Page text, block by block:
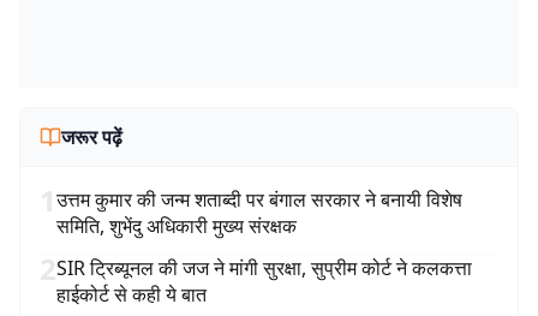
जरूर पढ़ें
1उत्तम कुमार की जन्म शताब्दी पर बंगाल सरकार ने बनायी विशेष
समिति, शुभेंदु अधिकारी मुख्य संरक्षक
2SIR ट्रिब्यूनल की जज ने मांगी सुरक्षा, सुप्रीम कोर्ट ने कलकत्ता
हाईकोर्ट से कही ये बात